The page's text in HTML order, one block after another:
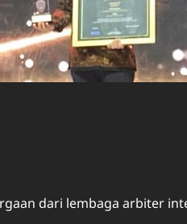
dari lembaga arbiter